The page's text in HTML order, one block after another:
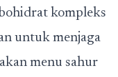
kompleks
untuk menjaga
menu sahur